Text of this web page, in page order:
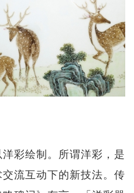
彩绘制。所谓洋彩，是
流互动下的新技法。传